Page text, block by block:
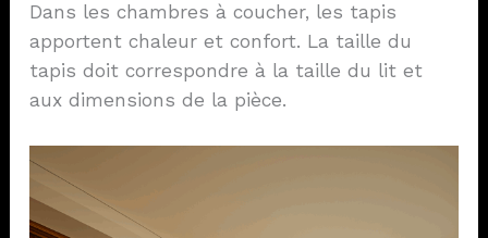
Dans les chambres à coucher, les tapis
apportent chaleur et confort. La taille du
tapis doit correspondre à la taille du lit et
aux dimensions de la pièce.